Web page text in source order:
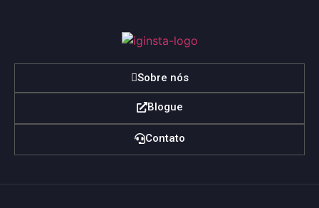
Sobre nós
Blogue
Contato